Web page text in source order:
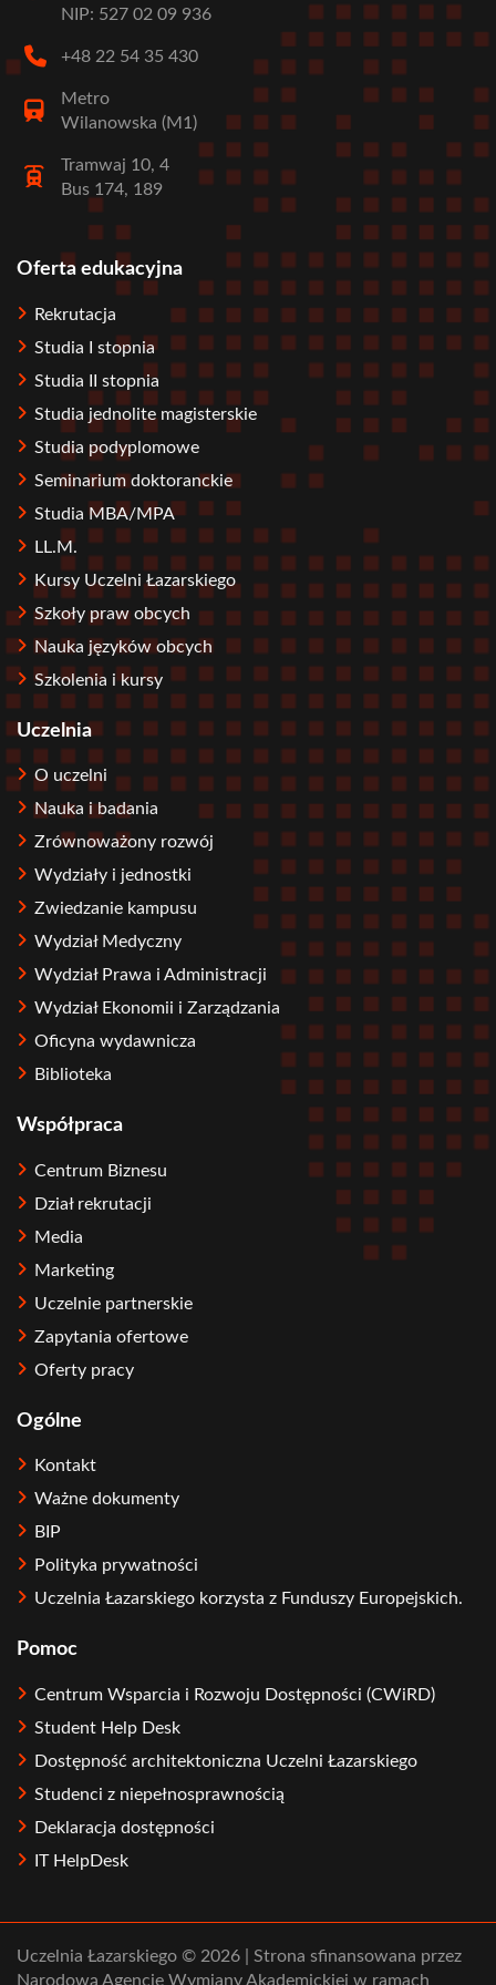
NIP: 527 02 09 936
+48 22 54 35 430
Metro
Wilanowska (M1)
Tramwaj 10, 4
Bus 174, 189
Stopka
Oferta edukacyjna
Rekrutacja
Studia I stopnia
Studia II stopnia
Studia jednolite magisterskie
Studia podyplomowe
Seminarium doktoranckie
Studia MBA/MPA
LL.M.
Kursy Uczelni Łazarskiego
Szkoły praw obcych
Nauka języków obcych
Szkolenia i kursy
Uczelnia
O uczelni
Nauka i badania
Zrównoważony rozwój
Wydziały i jednostki
Zwiedzanie kampusu
Wydział Medyczny
Wydział Prawa i Administracji
Wydział Ekonomii i Zarządzania
Oficyna wydawnicza
Biblioteka
Współpraca
Centrum Biznesu
Dział rekrutacji
Media
Marketing
Uczelnie partnerskie
Zapytania ofertowe
Oferty pracy
Ogólne
Kontakt
Ważne dokumenty
BIP
Polityka prywatności
Uczelnia Łazarskiego korzysta z Funduszy Europejskich.
Pomoc
Centrum Wsparcia i Rozwoju Dostępności (CWiRD)
Student Help Desk
Dostępność architektoniczna Uczelni Łazarskiego
Studenci z niepełnosprawnością
Deklaracja dostępności
IT HelpDesk
Uczelnia Łazarskiego © 2026 | Strona sfinansowana przez
Narodową Agencję Wymiany Akademickiej w ramach